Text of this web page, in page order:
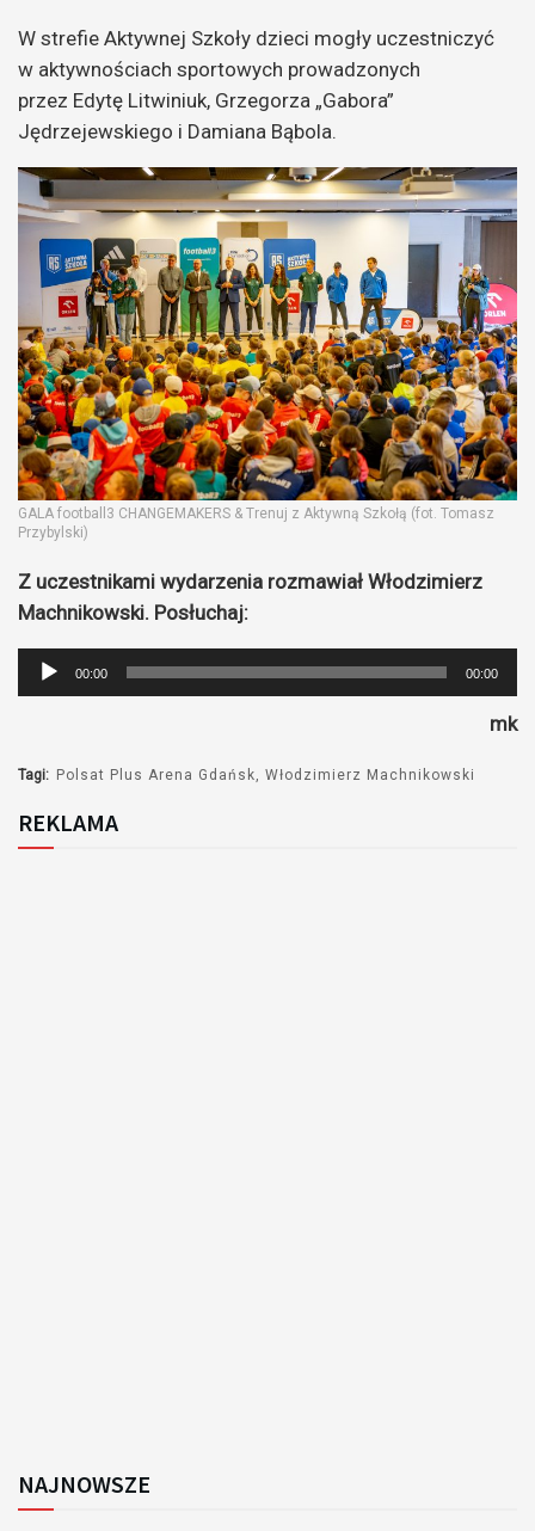
W strefie Aktywnej Szkoły dzieci mogły uczestniczyć
w aktywnościach sportowych prowadzonych
przez Edytę Litwiniuk, Grzegorza „Gabora”
Jędrzejewskiego i Damiana Bąbola.
GALA football3 CHANGEMAKERS & Trenuj z Aktywną Szkołą (fot. Tomasz
Przybylski)
Z uczestnikami wydarzenia rozmawiał Włodzimierz
Machnikowski. Posłuchaj:
Odtwarzacz
plików
00:00 00:00
mk
Tagi: Polsat Plus Arena Gdańsk Włodzimierz Machnikowski
REKLAMA
NAJNOWSZE